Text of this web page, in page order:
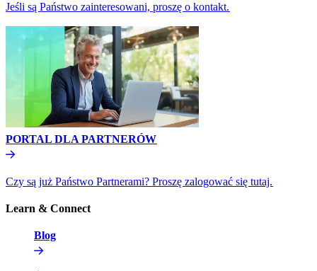
Jeśli są Państwo zainteresowani, proszę o kontakt.​​
PORTAL DLA PARTNERÓW​​
Czy są już Państwo Partnerami? Proszę zalogować się tutaj.​​
Learn & Connect​​
Blog​​